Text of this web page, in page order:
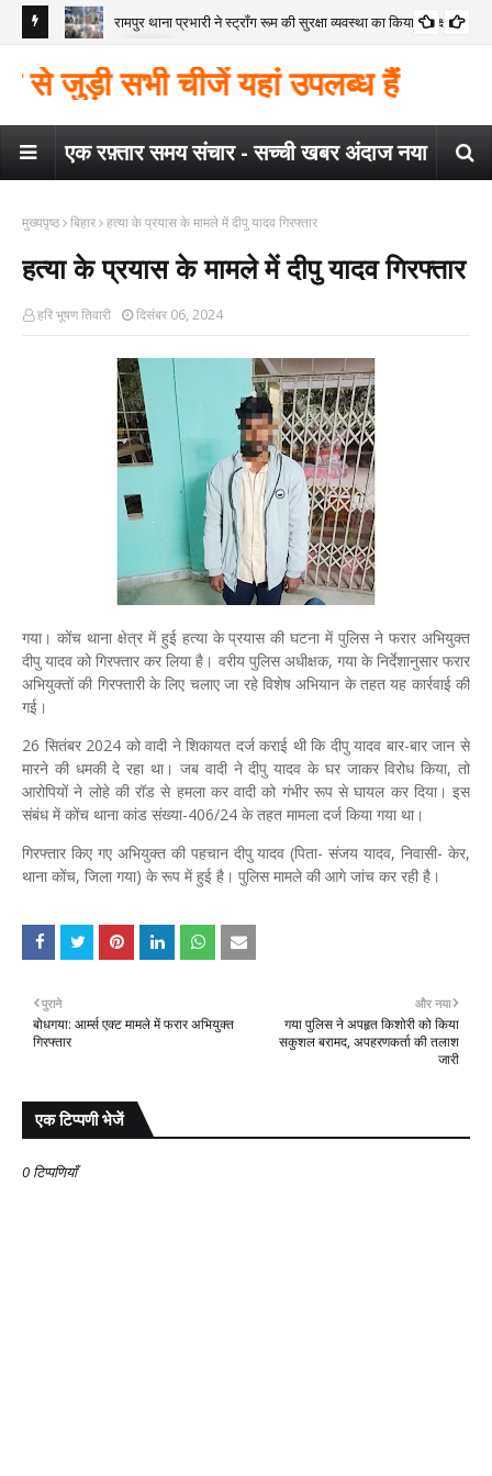
कोंच रामपुर थाना प्रभारी ने स्ट्रॉंग रूम की सुरक्षा व्यवस्था का किया निरीक्षण
सभी चीजें यहां उपलब्ध हैं
एक रफ़्तार समय संचार - सच्ची खबर अंदाज नया
मुख्यपृष्ठ बिहार हत्या के प्रयास के मामले में दीपु यादव गिरफ्तार
हत्या के प्रयास के मामले में दीपु यादव गिरफ्तार
हरि भूषण तिवारी दिसंबर 06, 2024
गया। कोंच थाना क्षेत्र में हुई हत्या के प्रयास की घटना में पुलिस ने फरार अभियुक्त
दीपु यादव को गिरफ्तार कर लिया है। वरीय पुलिस अधीक्षक, गया के निर्देशानुसार फरार
अभियुक्तों की गिरफ्तारी के लिए चलाए जा रहे विशेष अभियान के तहत यह कार्रवाई की
गई।
26 सितंबर 2024 को वादी ने शिकायत दर्ज कराई थी कि दीपु यादव बार-बार जान से
मारने की धमकी दे रहा था। जब वादी ने दीपु यादव के घर जाकर विरोध किया, तो
आरोपियों ने लोहे की रॉड से हमला कर वादी को गंभीर रूप से घायल कर दिया। इस
संबंध में कोंच थाना कांड संख्या-406/24 के तहत मामला दर्ज किया गया था।
गिरफ्तार किए गए अभियुक्त की पहचान दीपु यादव (पिता- संजय यादव, निवासी- केर,
थाना कोंच, जिला गया) के रूप में हुई है। पुलिस मामले की आगे जांच कर रही है।
और नया
गया पुलिस ने अपहृत किशोरी को किया
सकुशल बरामद, अपहरणकर्ता की तलाश
जारी
पुराने
बोधगया: आर्म्स एक्ट मामले में फरार अभियुक्त
गिरफ्तार
एक टिप्पणी भेजें
0 टिप्पणियाँ